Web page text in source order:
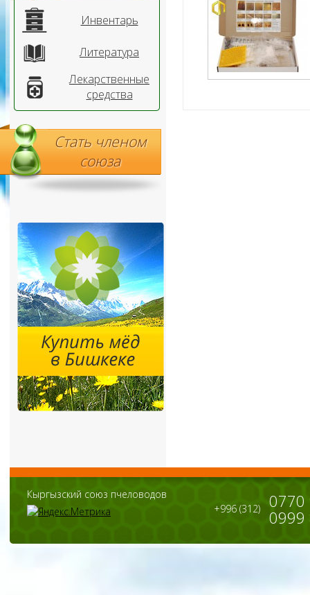
Инвентарь
Литература
Лекарственные
средства
Стать членом
союза
Кыргызский союз пчеловодов
+996 (312)